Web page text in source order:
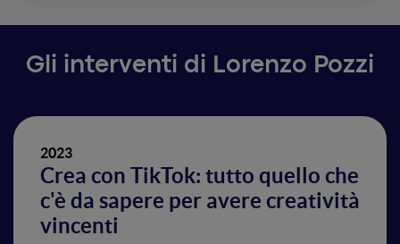
Gli interventi di Lorenzo Pozzi
2023
Crea con TikTok: tutto quello che
c'è da sapere per avere creatività
vincenti